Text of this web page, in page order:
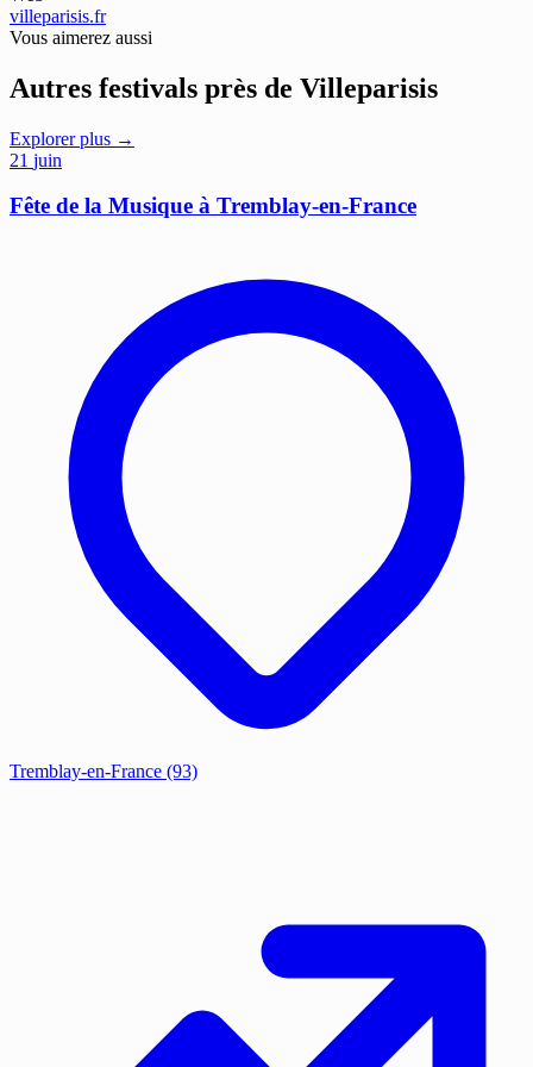
villeparisis.fr
Vous aimerez aussi
Autres festivals près de Villeparisis
Explorer plus →
21 juin
Fête de la Musique à Tremblay-en-France
Tremblay-en-France (93)